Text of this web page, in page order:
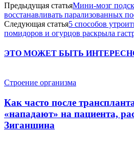
Предыдущая статьяМини-мозг
восстанавливать парализованных
Следующая статья5 способов
помидоров и огурцов раскрыла
ЭТО МОЖЕТ БЫТЬ
Строение организма
Как часто после
«нападают» на пациента,
Зиганшина